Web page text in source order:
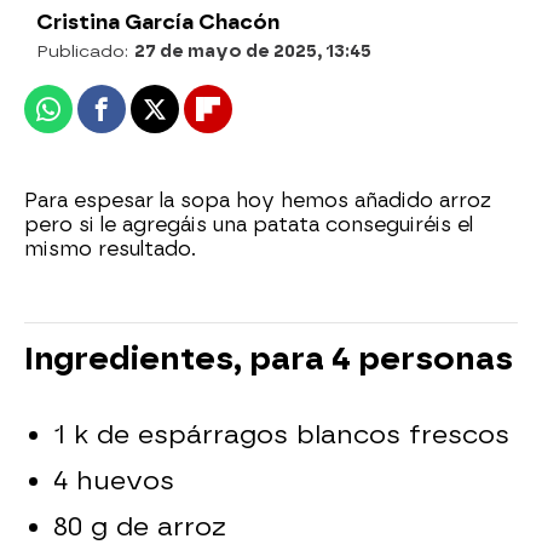
Cristina García Chacón
Publicado: 27 de mayo de 2025, 13:45
WhatsappFacebook
X Flipboard
Para espesar la sopa hoy hemos añadido arroz
pero si le agregáis una patata conseguiréis el
mismo resultado.
Ingredientes, para 4 personas
1 k de espárragos blancos frescos
4 huevos
80 g de arroz